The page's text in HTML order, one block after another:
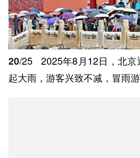
20/25
2025年8月12日，北
起大雨，游客兴致不减，冒雨游